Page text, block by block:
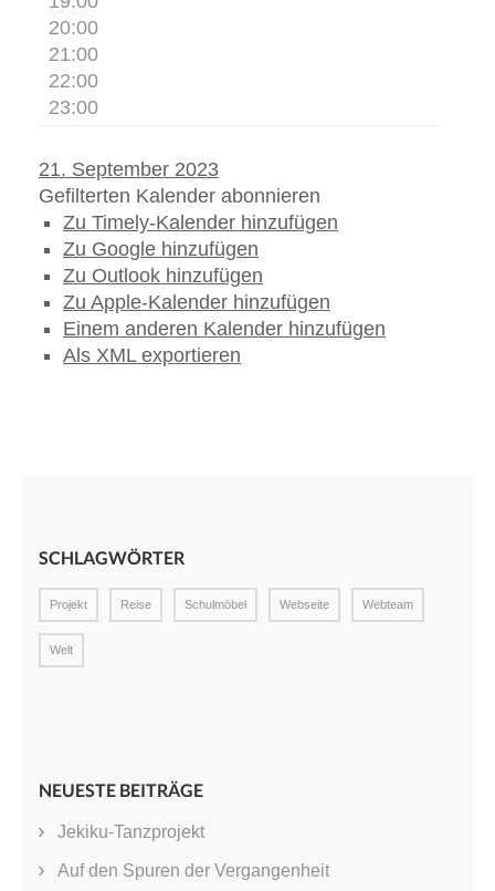
20:00
21:00
22:00
23:00
21. September 2023
Gefilterten Kalender abonnieren
Zu Timely-Kalender hinzufügen
Zu Google hinzufügen
Zu Outlook hinzufügen
Zu Apple-Kalender hinzufügen
Einem anderen Kalender hinzufügen
Als XML exportieren
SCHLAGWÖRTER
Projekt Reise Schulmöbel Webseite Webteam
Welt
NEUESTE BEITRÄGE
Jekiku-Tanzprojekt
Auf den Spuren der Vergangenheit